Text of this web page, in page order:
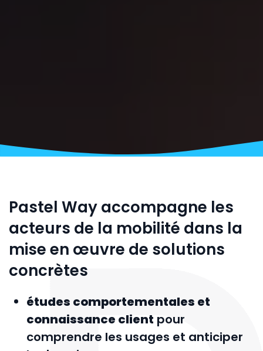
Pastel Way accompagne les
acteurs de la mobilité dans la
mise en œuvre de solutions
concrètes
études comportementales et
connaissance client pour
comprendre les usages et anticiper